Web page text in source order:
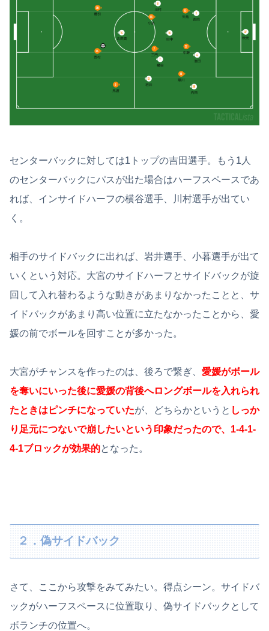
センターバックに対しては1トップの吉田選手。もう1人
のセンターバックにパスが出た場合はハーフスペースであ
れば、インサイドハーフの横谷選手、川村選手が出てい
く。
相手のサイドバックに出れば、岩井選手、小暮選手が出て
いくという対応。大宮のサイドハーフとサイドバックが旋
回して入れ替わるような動きがあまりなかったことと、サ
イドバックがあまり高い位置に立たなかったことから、愛
媛の前でボールを回すことが多かった。
大宮がチャンスを作ったのは、後ろで繋ぎ、 愛媛がボール
を奪いにいった後に愛媛の背後へロングボールを入れられ
たときはピンチになっていたが、どちらかというと しっか
り足元につないで崩したいという印象だったので、1-4-1-
4-1ブロックが効果的となった。
２．偽サイドバック
さて、ここから攻撃をみてみたい。得点シーン。サイドバ
ックがハーフスペースに位置取り、偽サイドバックとして
ボランチの位置へ。